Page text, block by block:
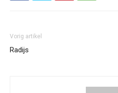
Vorig artikel
Radijs